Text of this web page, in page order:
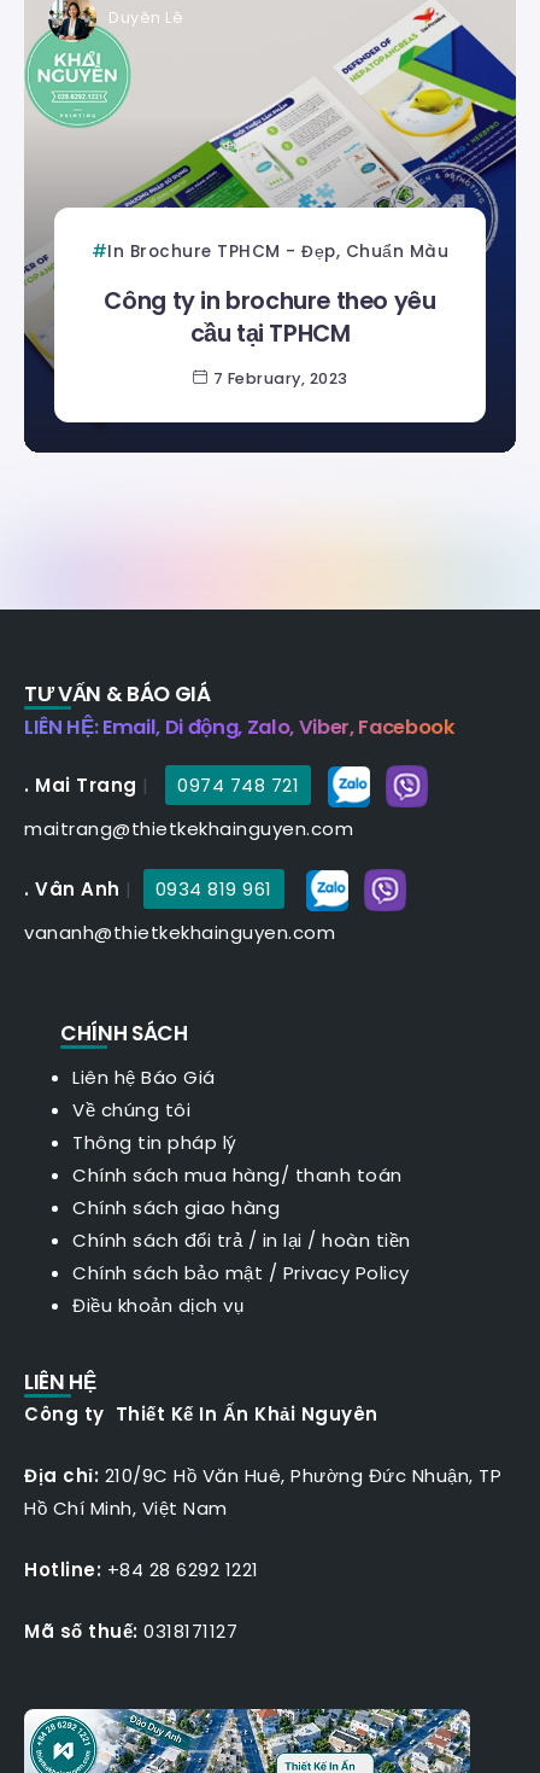
Duyên Lê
In Brochure TPHCM - Đẹp, Chuẩn Màu
Công ty in brochure theo yêu
cầu tại TPHCM
7 February, 2023
TƯ VẤN & BÁO GIÁ
LIÊN HỆ: Email, Di động, Zalo, Viber, Facebook
. Mai Trang |
0974 748 721
maitrang@thietkekhainguyen.com
. Vân Anh |
0934 819 961
vananh@thietkekhainguyen.com
CHÍNH SÁCH
Liên hệ Báo Giá
Về chúng tôi
Thông tin pháp lý
Chính sách mua hàng/ thanh toán
Chính sách giao hàng
Chính sách đổi trả / in lại / hoàn tiền
Chính sách bảo mật / Privacy Policy
Điều khoản dịch vụ
LIÊN HỆ
Công ty Thiết Kế In Ấn Khải Nguyên
Địa chỉ: 210/9C Hồ Văn Huê, Phường Đức Nhuận, TP
Hồ Chí Minh, Việt Nam
Hotline: +84 28 6292 1221
Mã số thuế: 0318171127